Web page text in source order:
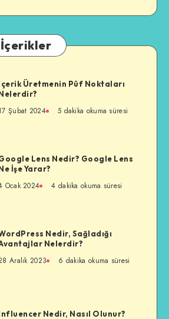
Üretmenin Püf Noktaları
Şubat 2024 5 dakika okuma süresi
Lens Nedir? Google Lens
İşe Yarar?
Ocak 2024 4 dakika okuma süresi
Nedir, Sağladığı
Nelerdir?
Aralık 2023 6 dakika okuma süresi
Nedir, Nasıl Olunur?